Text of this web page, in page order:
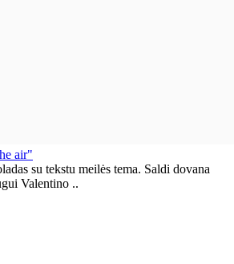
air"
su tekstu meilės tema. Saldi dovana
Valentino ..